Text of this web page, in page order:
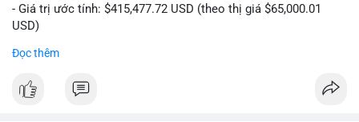
- Giá trị ước tính: $415,477.72 USD (theo thị giá $65,000.01
USD)
nghìn USD được xác nhận trong mempool, mức chuyển động
Đọc thêm